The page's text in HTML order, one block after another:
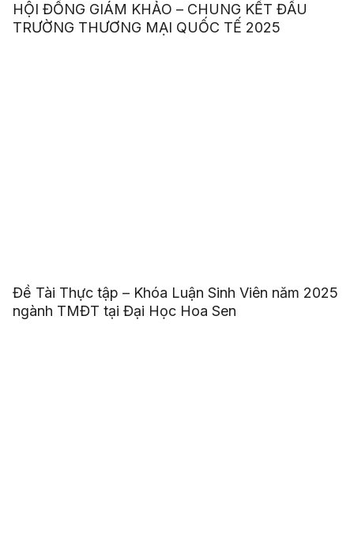
HỘI ĐỒNG GIÁM KHẢO – CHUNG KẾT ĐẤU
TRƯỜNG THƯƠNG MẠI QUỐC TẾ 2025
Đề Tài Thực tập – Khóa Luận Sinh Viên năm 2025
ngành TMĐT tại Đại Học Hoa Sen